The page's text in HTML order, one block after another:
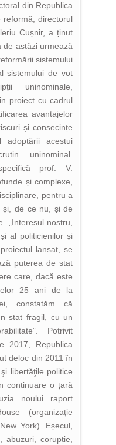
din Republica
reformă, directorul
Cușnir, a ținut
de astăzi urmează
sistemului
sistemului de vot
uninominale,
proiect cu cadrul
avantajelor
și consecințe
adoptării acestui
uninominal.
prof. V.
și complexe,
pentru a
și, de ce nu, și de
„Interesul nostru,
al politicienilor și
lansat, se
puterea de stat
care, dacă este
25 ani de la
constatăm că
stat fragil, cu un
Potrivit
2017, Republica
deloc din 2011 în
libertăţile politice
continuare o ţară
noului raport
(organizaţie
York). Eșecul,
corupție,